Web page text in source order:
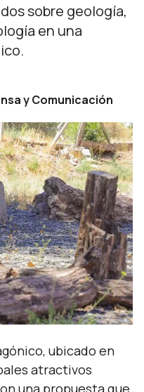
sobre geología,
en una
y Comunicación
ubicado en
atractivos
una propuesta que